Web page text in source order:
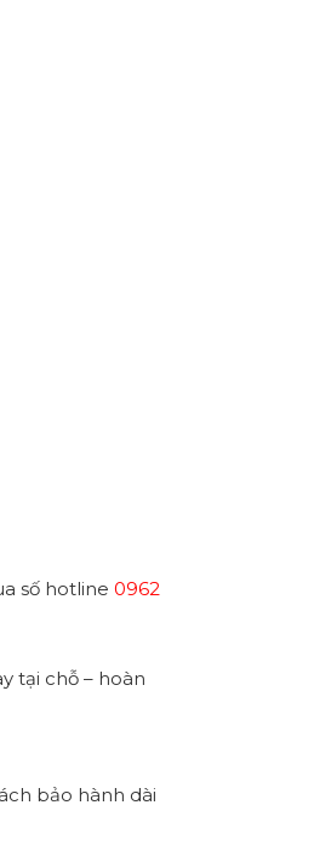
số hotline 0962
tại chỗ – hoàn
bảo hành dài